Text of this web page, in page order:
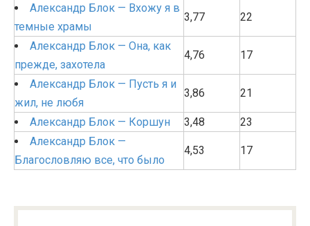
Александр Блок — Вхожу я в
темные храмы
3,77 22
Александр Блок — Она, как
прежде, захотела
4,76 17
Александр Блок — Пусть я и
жил, не любя
3,86 21
Александр Блок — Коршун 3,48
23
Александр Блок —
Благословляю все, что было
4,53 17